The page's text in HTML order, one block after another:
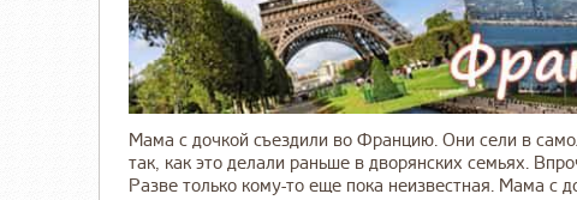
Мама с дочкой съездили во Францию. Они сели в
так, как это делали раньше в дворянских семьях.
Разве только кому-то еще пока неизвестная. Мама с